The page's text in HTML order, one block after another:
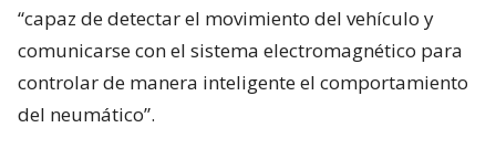
“capaz de detectar el movimiento del vehículo y
comunicarse con el sistema electromagnético para
controlar de manera inteligente el comportamiento
del neumático”.